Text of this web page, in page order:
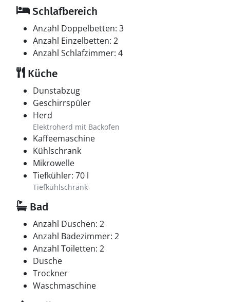
Schlafbereich
Anzahl Doppelbetten: 3
Anzahl Einzelbetten: 2
Anzahl Schlafzimmer: 4
Küche
Dunstabzug
Geschirrspüler
Herd
Elektroherd mit Backofen
Kaffeemaschine
Kühlschrank
Mikrowelle
Tiefkühler: 70 l
Tiefkühlschrank
Bad
Anzahl Duschen: 2
Anzahl Badezimmer: 2
Anzahl Toiletten: 2
Dusche
Trockner
Waschmaschine